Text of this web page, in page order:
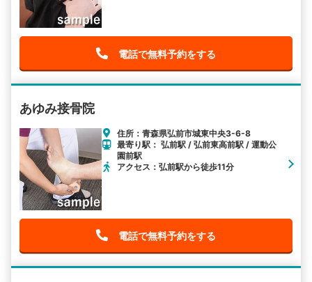
電話で無料予約をする
あゆみ接骨院
住所：青森県弘前市城東中央3-6-8
最寄り駅： 弘前駅 / 弘前東高前駅 / 運動公
園前駅
アクセス：弘前駅から徒歩11分
電話で無料予約をする